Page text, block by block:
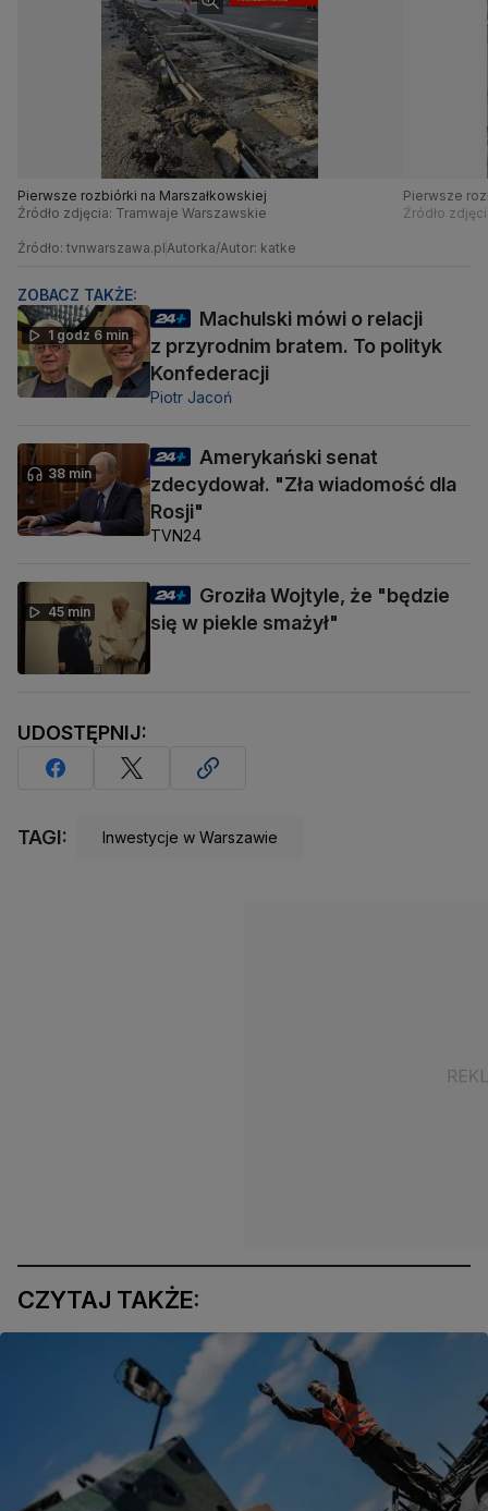
Pierwsze rozbiórki na Marszałkowskiej
Źródło zdjęcia: Tramwaje Warszawskie
Pierwsze
Źródło
Źródło: tvnwarszawa.plAutorka/Autor: katke
ZOBACZ TAKŻE:
1 godz 6 min
Machulski mówi o relacji
z przyrodnim bratem. To polityk
Konfederacji
Piotr Jacoń
38 min
Amerykański senat
zdecydował. "Zła wiadomość dla
Rosji"
TVN24
45 min
Groziła Wojtyle, że "będzie
się w piekle smażył"
UDOSTĘPNIJ:
TAGI: Inwestycje w Warszawie
CZYTAJ TAKŻE: